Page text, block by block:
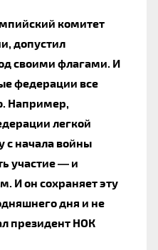
комитет
допустил
своими флагами. И
федерации все
Например,
легкой
с начала войны
участие — и
И он сохраняет эту
дня и не
президент НОК